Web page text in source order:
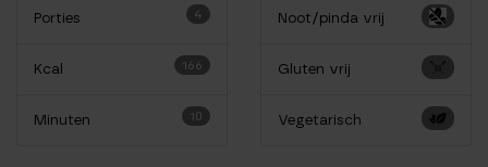
Porties 4
Kcal 166
Minuten 10
Noot/pinda vrij
Gluten vrij
Vegetarisch